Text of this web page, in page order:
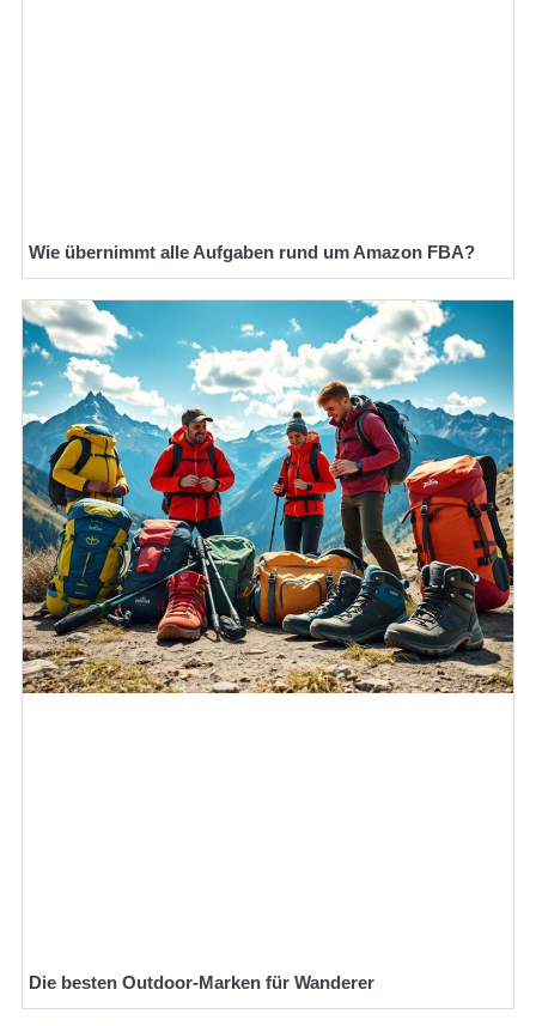
Wie übernimmt alle Aufgaben rund um Amazon FBA?
Die besten Outdoor-Marken für Wanderer